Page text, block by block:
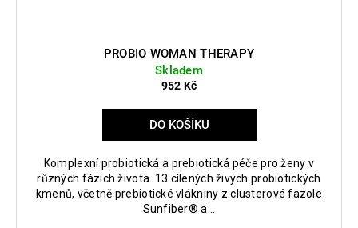
PROBIO WOMAN THERAPY
Skladem
952 Kč
DO KOŠÍKU
Komplexní probiotická a prebiotická péče pro ženy v
různých fázích života. 13 cílených živých probiotických
kmenů, včetně prebiotické vlákniny z clusterové fazole
Sunfiber® a...